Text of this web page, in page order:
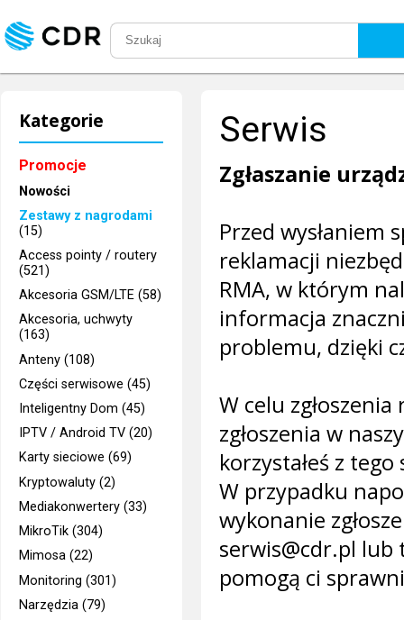
Kategorie
Promocje
Nowości
Zestawy z nagrodami
(15)
Access pointy / routery
(521)
Akcesoria GSM/LTE (58)
Akcesoria, uchwyty
(163)
Anteny (108)
Części serwisowe (45)
Inteligentny Dom (45)
IPTV / Android TV (20)
Karty sieciowe (69)
Kryptowaluty (2)
Mediakonwertery (33)
MikroTik (304)
Mimosa (22)
Monitoring (301)
Narzędzia (79)
Serwis
Zgłaszanie
Przed wysłaniem
reklamacji
RMA, w którym
informacja
problemu, dzięki
W celu
zgłoszenia w
korzystałeś z
W przypadku
wykonanie
serwis@cdr.pl lub
pomogą ci